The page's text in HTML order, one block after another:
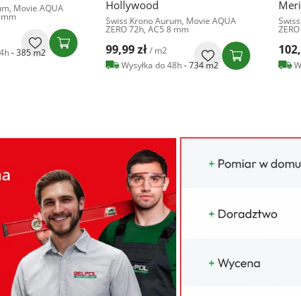
Movie AQUA
Meringa
Swiss Krono Aurum, Dolce AQUA
ZERO 72h, AC5 8 mm
102,99 zł / m2
Wysyłka do 48h- 377 m2